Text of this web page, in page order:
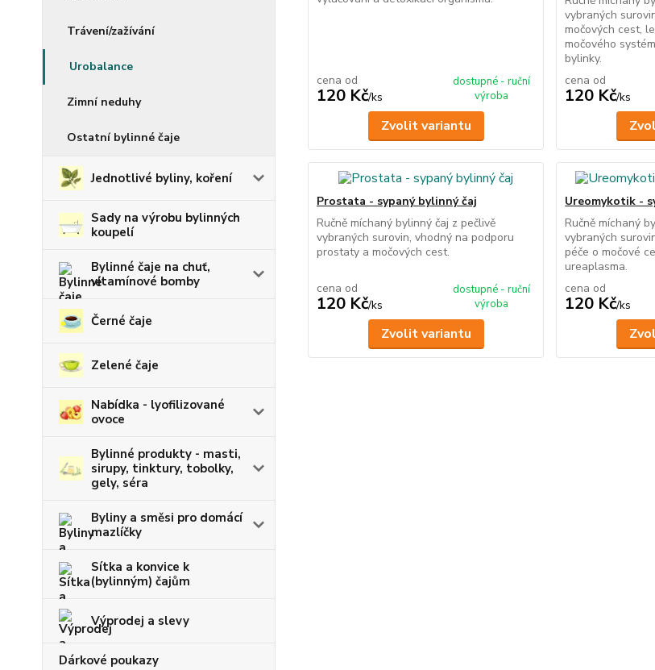
Trávení/zažívání
Urobalance
Zimní neduhy
Ostatní bylinné čaje
Jednotlivé byliny, koření
Sady na výrobu bylinných
koupelí
Bylinné čaje na chuť,
vitamínové bomby
Černé čaje
Zelené čaje
Nabídka - lyofilizované
ovoce
Bylinné produkty - masti,
sirupy, tinktury, tobolky,
gely, séra
Byliny a směsi pro domácí
mazlíčky
Sítka a konvice k
(bylinným) čajům
Výprodej a slevy
Dárkové poukazy
cena od
120 Kč/ks
dostupné - ruční
výroba
Zvolit variantu
vybraných
močových cest,
močového
bylinky.
cena od
120 Kč/ks
Prostata - sypaný bylinný čaj
Ručně míchaný bylinný čaj z pečlivě
vybraných surovin, vhodný na podporu
prostaty a močových cest.
cena od
120 Kč/ks
dostupné - ruční
výroba
Zvolit variantu
Ureomykotik -
Ručně míchaný
vybraných
péče o močové
ureaplasma.
cena od
120 Kč/ks